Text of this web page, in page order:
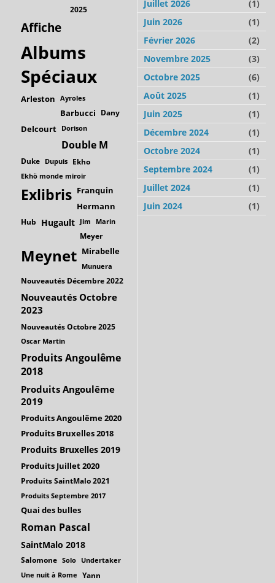
2025
Affiche
Albums
Spéciaux
Arleston Ayroles
Barbucci Dany
Delcourt Dorison
Double M
Duke Dupuis Ekho
Ekhö monde miroir
Exlibris Franquin
Hermann
Hub Hugault Jim Marin
Meyer
Meynet Mirabelle
Munuera
Nouveautés Décembre 2022
Nouveautés Octobre
2023
Nouveautés Octobre 2025
Oscar Martin
Produits Angoulême
2018
Produits Angoulême
2019
Produits Angoulême 2020
Produits Bruxelles 2018
Produits Bruxelles 2019
Produits Juillet 2020
Produits SaintMalo 2021
Produits Septembre 2017
Quai des bulles
Roman Pascal
SaintMalo 2018
Salomone Solo Undertaker
Une nuit à Rome Yann
Juillet 2026
(1)
Juin 2026
(1)
Février 2026
(2)
Novembre 2025
(3)
Octobre 2025
(6)
Août 2025
(1)
Juin 2025
(1)
Décembre 2024
(1)
Octobre 2024
(1)
Septembre 2024
(1)
Juillet 2024
(1)
Juin 2024
(1)